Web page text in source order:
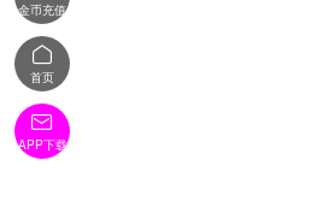
金币充值

首页

APP下载